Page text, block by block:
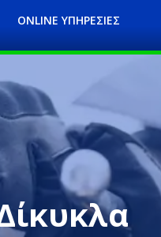
ONLINE ΥΠΗΡΕΣΊΕΣ